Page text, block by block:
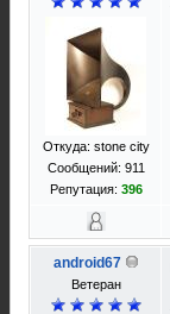
Откуда: stone city
Сообщений: 911
Репутация: 396
android67
Ветеран